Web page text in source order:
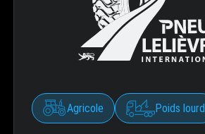
Agricole Poids lourd